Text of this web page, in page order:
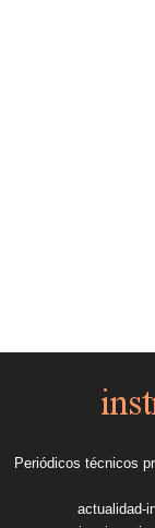
Periódicos técnicos
actualidad-